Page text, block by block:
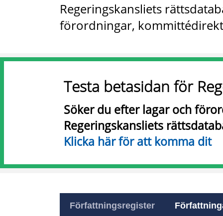
Regeringskansliets
förordningar,
Testa betasidan för
Söker du efter lagar och
Regeringskansliets
Klicka här för att komma dit
Författningsregister